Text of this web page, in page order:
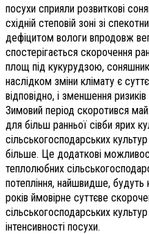
посухи сприяли розвиткові
східній степовій зоні зі
дефіцитом вологи впродовж
спостерігається скорочення
площ під кукурудзою,
наслідком зміни клімату є
відповідно, і зменшення
Зимовий період скоротився
для більш ранньої сівби ярих
сільськогосподарських
більше. Це додаткові
теплолюбних
потепління, найшвидше,
років ймовірне суттєве
сільськогосподарських
інтенсивності посухи.